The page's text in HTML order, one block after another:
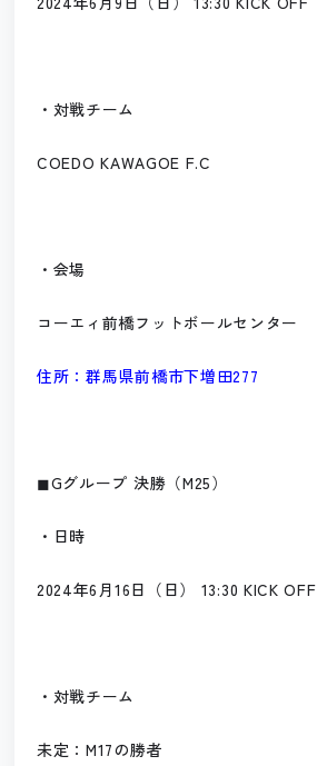
・対戦チーム
COEDO KAWAGOE F.C
・会場
コーエィ前橋フットボールセンター
住所：群馬県前橋市下増田277
◼︎Gグループ 決勝（M25）
・日時
2024年6月16日（日） 13:30 KICK OFF
・対戦チーム
未定：M17の勝者